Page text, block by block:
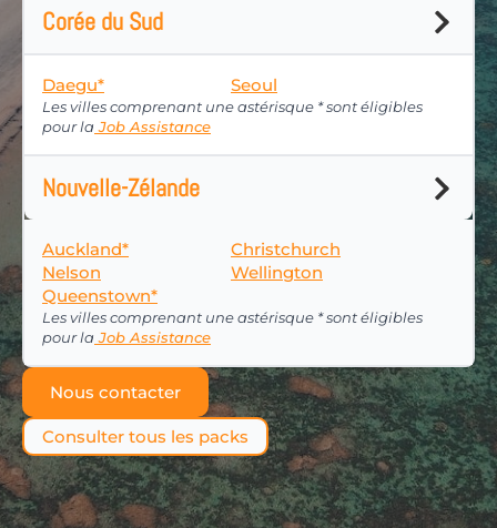
Corée du Sud
Daegu* Seoul
Les villes comprenant une astérisque * sont éligibles
pour la Job Assistance
Nouvelle-Zélande
Auckland*
Nelson
Christchurch
Wellington
Queenstown*
Les villes comprenant une astérisque * sont éligibles
pour la Job Assistance
Nous contacter
Consulter tous les packs